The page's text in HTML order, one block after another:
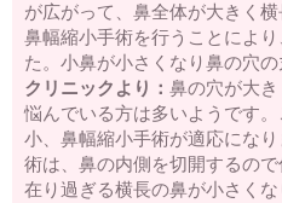
が広がって、鼻全体が大きく
鼻幅縮小手術を行うことによ
た。小鼻が小さくなり鼻の穴の
クリニックより： 鼻の穴が大
悩んでいる方は多いようです
小、鼻幅縮小手術が適応にな
術は、鼻の内側を切開するの
在り過ぎる横長の鼻が小さく